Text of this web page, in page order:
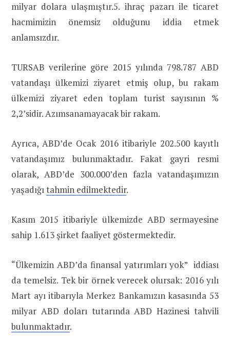
milyar dolara ulaşmıştır.5. ihraç pazarı ile ticaret
hacmimizin önemsiz olduğunu iddia etmek
anlamsızdır.
TURSAB verilerine göre 2015 yılında 798.787 ABD
vatandaşı ülkemizi ziyaret etmiş olup, bu rakam
ülkemizi ziyaret eden toplam turist sayısının %
2,2’sidir. Azımsanamayacak bir rakam.
Ayrıca, ABD’de Ocak 2016 itibariyle 202.500 kayıtlı
vatandaşımız bulunmaktadır. Fakat gayri resmi
olarak, ABD’de 300.000’den fazla vatandaşımızın
yaşadığıtahmin edilmektedir.
Kasım 2015 itibariyle ülkemizde ABD sermayesine
sahip 1.613 şirket faaliyet göstermektedir.
“Ülkemizin ABD’da finansal yatırımları yok” iddiası
da temelsiz. Tek bir örnek verecek olursak: 2016 yılı
Mart ayı itibarıyla Merkez Bankamızın kasasında 53
milyar ABD doları tutarında ABD Hazinesi tahvili
bulunmaktadır.